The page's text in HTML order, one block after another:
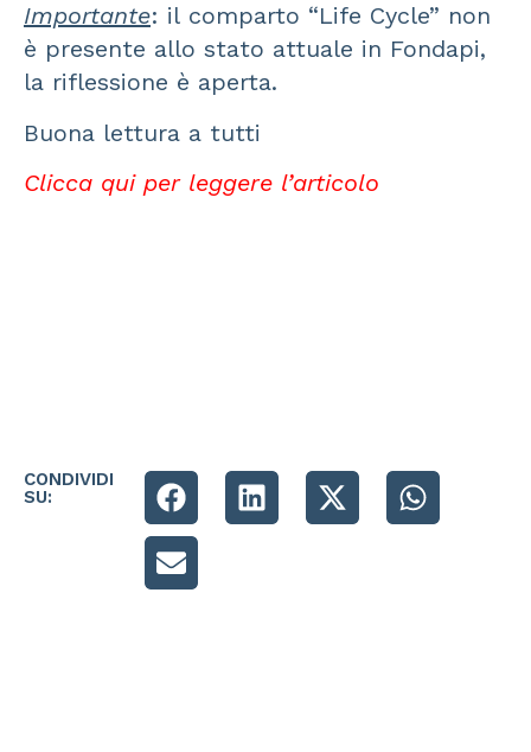
Importante: il comparto “Life Cycle” non
è presente allo stato attuale in Fondapi,
la riflessione è aperta.
Buona lettura a tutti
Clicca qui per leggere l’articolo
CONDIVIDI
SU: